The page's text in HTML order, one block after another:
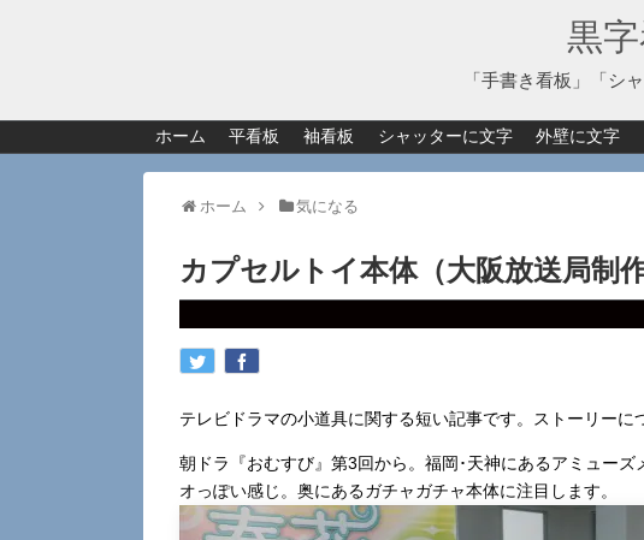
黒
「手書き看板」「シ
ホーム 平看板 袖看板 シャッターに文字 外壁に文字
ホーム 気になる
カプセルトイ本体（大阪放送局制
テレビドラマの小道具に関する短い記事です。ストーリーに
朝ドラ『おむすび』第3回から。福岡･天神にあるアミュー
オっぽい感じ。奥にあるガチャガチャ本体に注目します。